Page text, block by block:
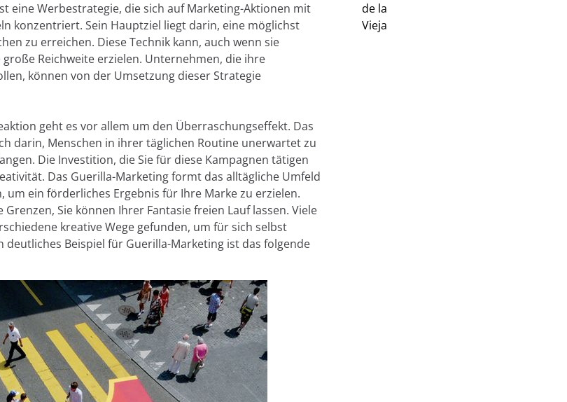
eine Werbestrategie, die sich auf Marketing-Aktionen mit
konzentriert. Sein Hauptziel liegt darin, eine möglichst
zu erreichen. Diese Technik kann, auch wenn sie
Reichweite erzielen. Unternehmen, die ihre
können von der Umsetzung dieser Strategie
geht es vor allem um den Überraschungseffekt. Das
darin, Menschen in ihrer täglichen Routine unerwartet zu
Die Investition, die Sie für diese Kampagnen tätigen
Das Guerilla-Marketing formt das alltägliche Umfeld
um ein förderliches Ergebnis für Ihre Marke zu erzielen.
Grenzen, Sie können Ihrer Fantasie freien Lauf lassen. Viele
kreative Wege gefunden, um für sich selbst
deutliches Beispiel für Guerilla-Marketing ist das folgende